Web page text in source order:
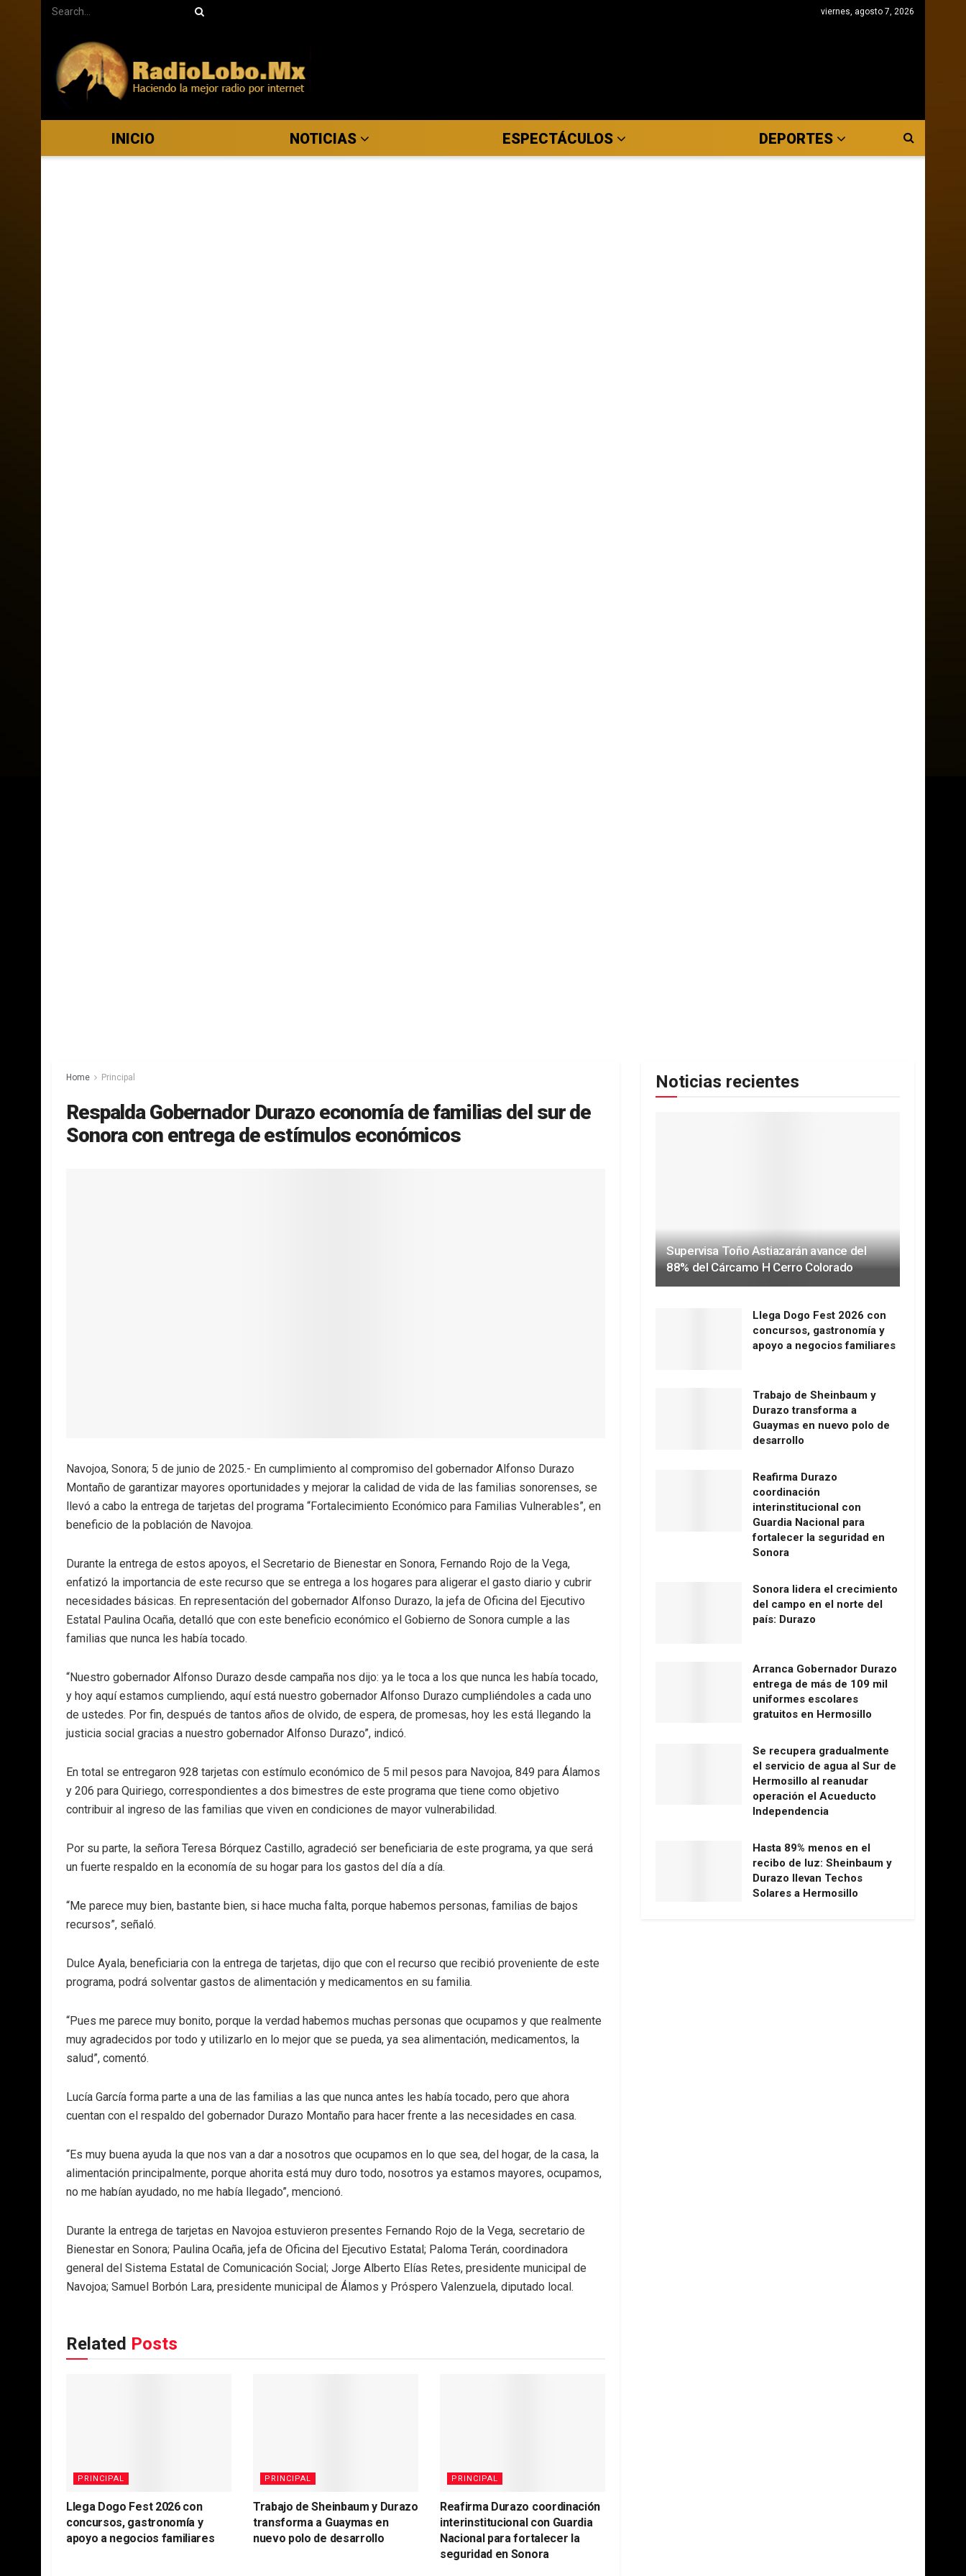
viernes, agosto 7, 2026
INICIO NOTICIAS ESPECTÁCULOS DEPORTES
Home Principal
Respalda Gobernador Durazo economía de familias del sur de
Sonora con entrega de estímulos económicos
Navojoa, Sonora; 5 de junio de 2025.- En cumplimiento al compromiso del gobernador Alfonso Durazo
Montaño de garantizar mayores oportunidades y mejorar la calidad de vida de las familias sonorenses, se
llevó a cabo la entrega de tarjetas del programa “Fortalecimiento Económico para Familias Vulnerables”, en
beneficio de la población de Navojoa.
Durante la entrega de estos apoyos, el Secretario de Bienestar en Sonora, Fernando Rojo de la Vega,
enfatizó la importancia de este recurso que se entrega a los hogares para aligerar el gasto diario y cubrir
necesidades básicas. En representación del gobernador Alfonso Durazo, la jefa de Oficina del Ejecutivo
Estatal Paulina Ocaña, detalló que con este beneficio económico el Gobierno de Sonora cumple a las
familias que nunca les había tocado.
“Nuestro gobernador Alfonso Durazo desde campaña nos dijo: ya le toca a los que nunca les había tocado,
y hoy aquí estamos cumpliendo, aquí está nuestro gobernador Alfonso Durazo cumpliéndoles a cada uno
de ustedes. Por fin, después de tantos años de olvido, de espera, de promesas, hoy les está llegando la
justicia social gracias a nuestro gobernador Alfonso Durazo”, indicó.
En total se entregaron 928 tarjetas con estímulo económico de 5 mil pesos para Navojoa, 849 para Álamos
y 206 para Quiriego, correspondientes a dos bimestres de este programa que tiene como objetivo
contribuir al ingreso de las familias que viven en condiciones de mayor vulnerabilidad.
Por su parte, la señora Teresa Bórquez Castillo, agradeció ser beneficiaria de este programa, ya que será
un fuerte respaldo en la economía de su hogar para los gastos del día a día.
“Me parece muy bien, bastante bien, si hace mucha falta, porque habemos personas, familias de bajos
recursos”, señaló.
Dulce Ayala, beneficiaria con la entrega de tarjetas, dijo que con el recurso que recibió proveniente de este
programa, podrá solventar gastos de alimentación y medicamentos en su familia.
“Pues me parece muy bonito, porque la verdad habemos muchas personas que ocupamos y que realmente
muy agradecidos por todo y utilizarlo en lo mejor que se pueda, ya sea alimentación, medicamentos, la
salud”, comentó.
Lucía García forma parte a una de las familias a las que nunca antes les había tocado, pero que ahora
cuentan con el respaldo del gobernador Durazo Montaño para hacer frente a las necesidades en casa.
“Es muy buena ayuda la que nos van a dar a nosotros que ocupamos en lo que sea, del hogar, de la casa, la
alimentación principalmente, porque ahorita está muy duro todo, nosotros ya estamos mayores, ocupamos,
no me habían ayudado, no me había llegado”, mencionó.
Durante la entrega de tarjetas en Navojoa estuvieron presentes Fernando Rojo de la Vega, secretario de
Bienestar en Sonora; Paulina Ocaña, jefa de Oficina del Ejecutivo Estatal; Paloma Terán, coordinadora
general del Sistema Estatal de Comunicación Social; Jorge Alberto Elías Retes, presidente municipal de
Navojoa; Samuel Borbón Lara, presidente municipal de Álamos y Próspero Valenzuela, diputado local.
Related Posts
PRINCIPAL
Llega Dogo Fest 2026 con
concursos, gastronomía y
apoyo a negocios familiares
PRINCIPAL
Trabajo de Sheinbaum y Durazo
transforma a Guaymas en
nuevo polo de desarrollo
PRINCIPAL
Reafirma Durazo coordinación
interinstitucional con Guardia
Nacional para fortalecer la
seguridad en Sonora
Noticias recientes
Supervisa Toño Astiazarán avance del
88% del Cárcamo H Cerro Colorado
Llega Dogo Fest 2026 con
concursos, gastronomía y
apoyo a negocios familiares
Trabajo de Sheinbaum y
Durazo transforma a
Guaymas en nuevo polo de
desarrollo
Reafirma Durazo
coordinación
interinstitucional con
Guardia Nacional para
fortalecer la seguridad en
Sonora
Sonora lidera el crecimiento
del campo en el norte del
país: Durazo
Arranca Gobernador Durazo
entrega de más de 109 mil
uniformes escolares
gratuitos en Hermosillo
Se recupera gradualmente
el servicio de agua al Sur de
Hermosillo al reanudar
operación el Acueducto
Independencia
Hasta 89% menos en el
recibo de luz: Sheinbaum y
Durazo llevan Techos
Solares a Hermosillo